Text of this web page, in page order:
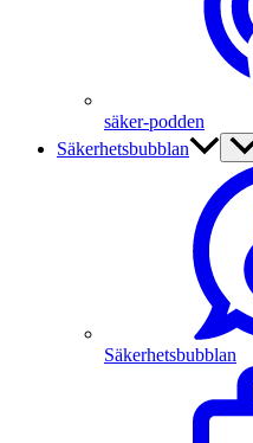
säker-podden
Säkerhetsbubblan
Säkerhetsbubblan